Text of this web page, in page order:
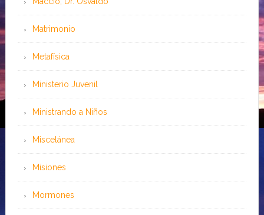
Matrimonio
Metafísica
Ministerio Juvenil
Ministrando a Niños
Miscelánea
Misiones
Mormones